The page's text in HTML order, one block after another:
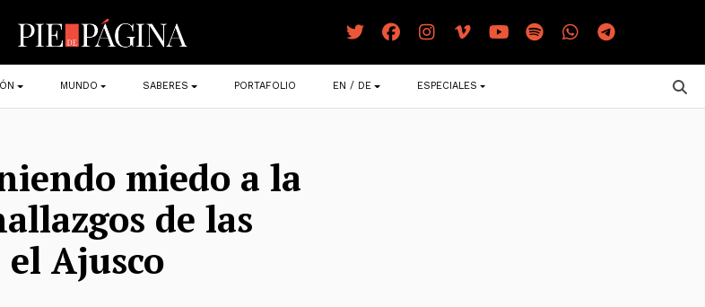
MUNDO SABERES PORTAFOLIO EN / DE ESPECIALES
miedo a la
de las
el Ajusco